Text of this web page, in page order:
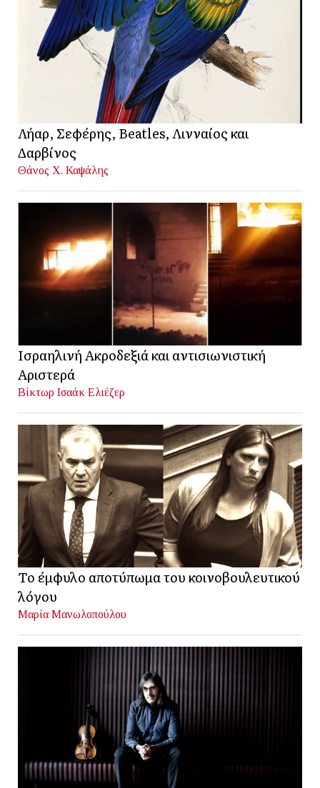
Λήαρ, Σεφέρης, Beatles, Λινναίος και
Δαρβίνος
Θάνος Χ. Καψάλης
Ισραηλινή Ακροδεξιά και αντισιωνιστική
Αριστερά
Βίκτωρ Ισαάκ Ελιέζερ
Το έμφυλο αποτύπωμα του κοινοβουλευτικού
λόγου
Μαρία Μανωλοπούλου